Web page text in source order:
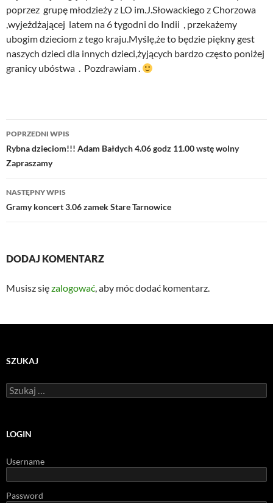
poprzez grupę młodzieży z LO im.J.Słowackiego z Chorzowa
,wyjeżdżającej latem na 6 tygodni do Indii , przekażemy
ubogim dzieciom z tego kraju.Myślę,że to będzie piękny gest
naszych dzieci dla innych dzieci,żyjących bardzo często poniżej
granicy ubóstwa . Pozdrawiam .
Nawigacja
wpisu
POPRZEDNI WPIS
Rybna dzieciom!!! Adam Bałdych 4.06 godz 11.00 wstę wolny
Zapraszamy
NASTĘPNY WPIS
Gramy koncert 3.06 zamek Stare Tarnowice
DODAJ KOMENTARZ
Musisz sięzalogować, aby móc dodać komentarz.
SZUKAJ
Szukaj:
LOGIN
Username
Password